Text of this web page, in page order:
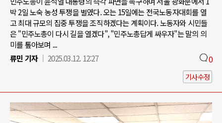
박 2일 노숙 농성 투쟁을 벌였다. 오는 15일에는 전국노동자대회를 열
고 최대 규모의 집중 투쟁을 조직하겠다는 계획이다. 노동자와 시민들
은 "민주노총이 다시 길을 열겠다", "민주노총답게 싸우자"는 말의 의
미를 톺아보며 ...
류민 기자
2025.03.12. 12:27 0
기사수정